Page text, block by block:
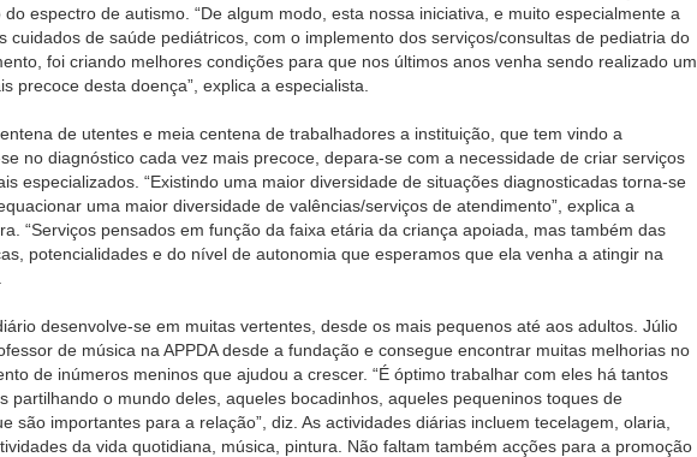
do espectro de autismo. “De algum modo, esta nossa iniciativa, e muito especialmente a
cuidados de saúde pediátricos, com o implemento dos serviços/consultas de pediatria do
foi criando melhores condições para que nos últimos anos venha sendo realizado um
precoce desta doença”, explica a especialista.
de utentes e meia centena de trabalhadores a instituição, que tem vindo a
no diagnóstico cada vez mais precoce, depara-se com a necessidade de criar serviços
especializados. “Existindo uma maior diversidade de situações diagnosticadas torna-se
uma maior diversidade de valências/serviços de atendimento”, explica a
“Serviços pensados em função da faixa etária da criança apoiada, mas também das
potencialidades e do nível de autonomia que esperamos que ela venha a atingir na
desenvolve-se em muitas vertentes, desde os mais pequenos até aos adultos. Júlio
de música na APPDA desde a fundação e consegue encontrar muitas melhorias no
de inúmeros meninos que ajudou a crescer. “É óptimo trabalhar com eles há tantos
partilhando o mundo deles, aqueles bocadinhos, aqueles pequeninos toques de
são importantes para a relação”, diz. As actividades diárias incluem tecelagem, olaria,
da vida quotidiana, música, pintura. Não faltam também acções para a promoção